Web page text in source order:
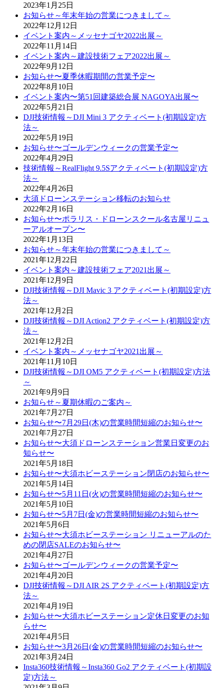
2023年1月25日
お知らせ～年末年始の営業につきまして～
2022年12月12日
イベント案内～メッセナゴヤ2022出展～
2022年11月14日
イベント案内～建設技術フェア2022出展～
2022年9月12日
お知らせ〜夏季休暇期間の営業予定〜
2022年8月10日
イベント案内〜第51回建築総合展 NAGOYA出展〜
2022年5月21日
DJI技術情報～DJI Mini 3 アクティベート(初期設定)方
法～
2022年5月19日
お知らせ〜ゴールデンウィークの営業予定〜
2022年4月29日
技術情報～RealFlight 9.5Sアクティベート(初期設定)方
法～
2022年4月26日
大須ドローンステーション移転のお知らせ
2022年2月16日
お知らせ〜ポラリス・ドローンスクール名古屋リニュ
ーアルオープン〜
2022年1月13日
お知らせ～年末年始の営業につきまして～
2021年12月22日
イベント案内～建設技術フェア2021出展～
2021年12月9日
DJI技術情報～DJI Mavic 3 アクティベート(初期設定)方
法～
2021年12月2日
DJI技術情報～DJI Action2 アクティベート(初期設定)方
法～
2021年12月2日
イベント案内～メッセナゴヤ2021出展～
2021年11月10日
DJI技術情報～DJI OM5 アクティベート(初期設定)方法
～
2021年9月9日
お知らせ～夏期休暇のご案内～
2021年7月27日
お知らせ〜7月29日(木)の営業時間短縮のお知らせ〜
2021年7月27日
お知らせ〜大須ドローンステーション営業日変更のお
知らせ〜
2021年5月18日
お知らせ〜大須ホビーステーション閉店のお知らせ〜
2021年5月14日
お知らせ〜5月11日(火)の営業時間短縮のお知らせ〜
2021年5月10日
お知らせ〜5月7日(金)の営業時間短縮のお知らせ〜
2021年5月6日
お知らせ〜大須ホビーステーション リニューアルのた
めの閉店SALEのお知らせ〜
2021年4月27日
お知らせ〜ゴールデンウィークの営業予定〜
2021年4月20日
DJI技術情報～DJI AIR 2S アクティベート(初期設定)方
法～
2021年4月19日
お知らせ〜大須ホビーステーション定休日変更のお知
らせ〜
2021年4月5日
お知らせ〜3月26日(金)の営業時間短縮のお知らせ〜
2021年3月24日
Insta360技術情報～Insta360 Go2 アクティベート(初期設
定)方法～